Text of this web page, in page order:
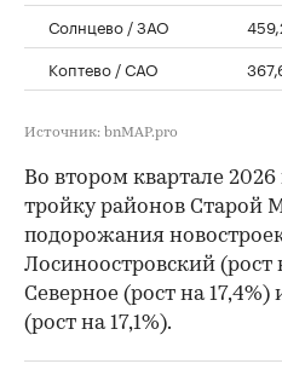
Солнцево / ЗАО
Коптево / САО
Источник: bnMAP.pro
Во втором квартале
тройку районов Старой
подорожания
Лосиноостровский (рост
Северное (рост на
(рост на 17,1%).